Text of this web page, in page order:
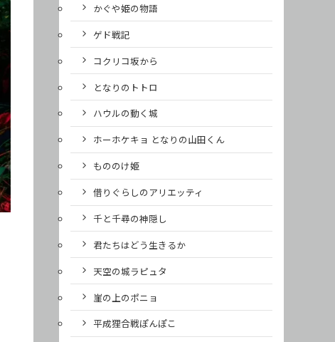
かぐや姫の物語
ゲド戦記
コクリコ坂から
となりのトトロ
ハウルの動く城
ホーホケキョ となりの山田くん
もののけ姫
借りぐらしのアリエッティ
千と千尋の神隠し
君たちはどう生きるか
天空の城ラピュタ
崖の上のポニョ
平成狸合戦ぽんぽこ